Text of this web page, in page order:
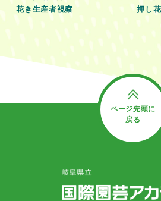
花き生産者視察 押し
ページ先頭に
戻る